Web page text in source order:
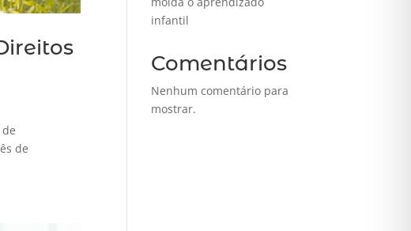
de
infantil
Comentários
Nenhum comentário para
mostrar.